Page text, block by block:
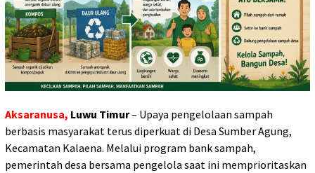
Aksaranusa, Luwu Timur– Upaya pengelolaan sampah
berbasis masyarakat terus diperkuat di Desa Sumber Agung,
Kecamatan Kalaena. Melalui program bank sampah,
pemerintah desa bersama pengelola saat ini memprioritaskan